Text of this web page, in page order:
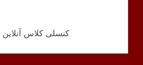
کنسلی کلاس آنلاین ۳۰ دقیقه است